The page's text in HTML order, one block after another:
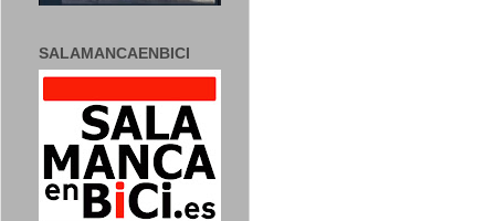
SALAMANCAENBICI